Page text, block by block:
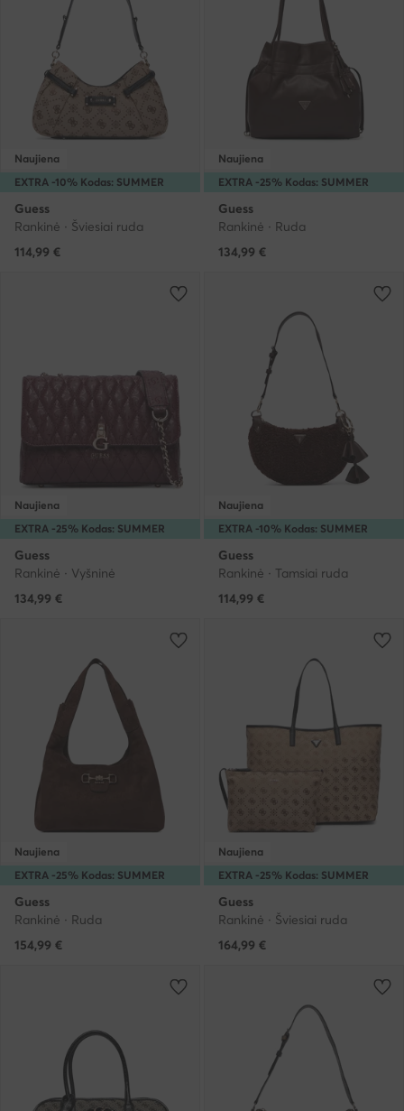
EXTRA -10% Kodas: SUMMER
Naujiena
Guess
Rankinė · Šviesiai ruda
114,99 €
EXTRA -25% Kodas: SUMMER
Naujiena
Guess
Rankinė · Ruda
134,99 €
EXTRA -25% Kodas: SUMMER
Naujiena
Guess
Rankinė · Vyšninė
134,99 €
EXTRA -10% Kodas: SUMMER
Naujiena
Guess
Rankinė · Tamsiai ruda
114,99 €
EXTRA -25% Kodas: SUMMER
Naujiena
Guess
Rankinė · Ruda
154,99 €
EXTRA -25% Kodas: SUMMER
Naujiena
Guess
Rankinė · Šviesiai ruda
164,99 €